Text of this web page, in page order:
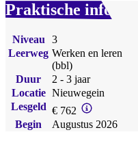
Praktische info
Niveau
3
Leerweg Werken en leren
(bbl)
Duur
2 - 3 jaar
Locatie Nieuwegein
Lesgeld € 762
Begin
Augustus 2026